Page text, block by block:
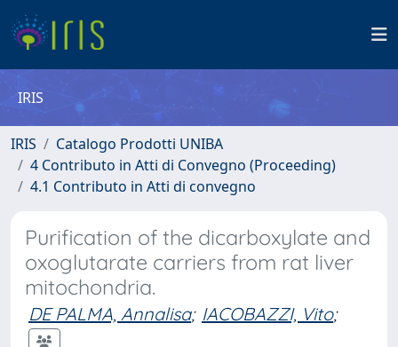
IRIS
IRIS
Catalogo Prodotti UNIBA
4 Contributo in Atti di Convegno (Proceeding)
4.1 Contributo in Atti di convegno
Purification of the dicarboxylate and
oxoglutarate carriers from rat liver
mitochondria.
DE PALMA, Annalisa; IACOBAZZI, Vito;